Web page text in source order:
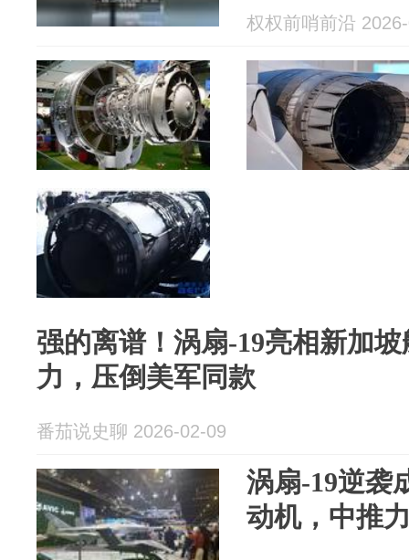
权权前哨前沿
强的离谱！涡扇-19亮相新加
力，压倒美军同款
番茄说史聊 2026-02-09
涡扇-19逆袭
动机，中推